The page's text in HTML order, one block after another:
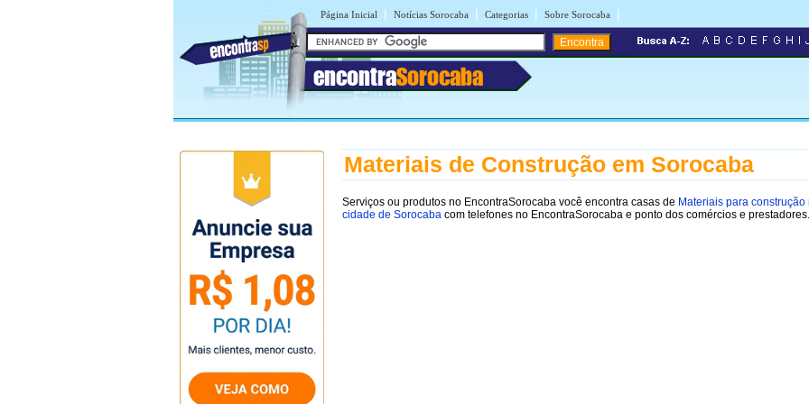
Página Inicial | Notícias Sorocaba | Categorias | Sobre Sorocaba |
encontraSorocaba
Materiais de Construção em Sorocaba
Serviços ou produtos no EncontraSorocaba você encontra casas de Materiais para construção
cidade de Sorocaba com telefones no EncontraSorocaba e ponto dos comércios e prestadores.